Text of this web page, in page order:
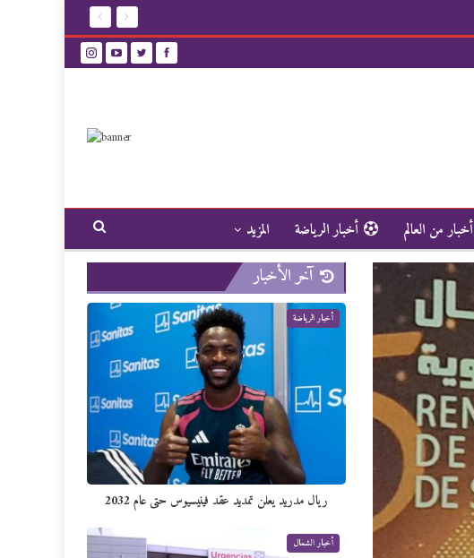
أخبار من العالم أخبار الرياضة المزيد
آخر الأخبار
أخبار الرياضة
ريال مدريد يعلن تمديد عقد فينيسيوس حتى عام 2032
أخبار الشمال